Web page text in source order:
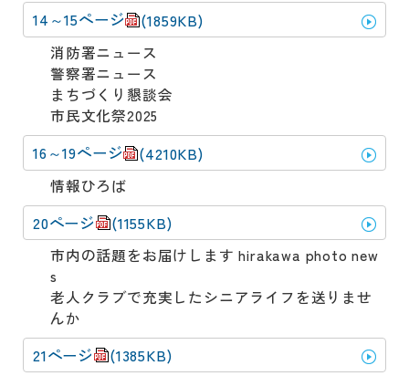
14～15ページ (1859KB)
消防署ニュース
警察署ニュース
まちづくり懇談会
市民文化祭2025
16～19ページ (4210KB)
情報ひろば
20ページ (1155KB)
市内の話題をお届けします hirakawa photo new
s
老人クラブで充実したシニアライフを送りませ
んか
21ページ (1385KB)